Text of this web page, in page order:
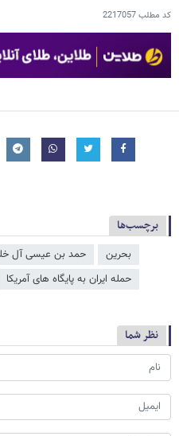
کد مطلب2217057
برچسب‌ها
بحرین حمد بن عیسی آل
حمله ایران به پایگاه های آمریکا
نظر شما